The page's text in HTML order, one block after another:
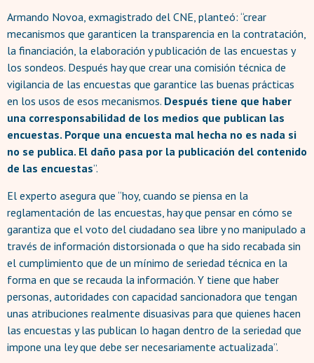
Armando Novoa, exmagistrado del CNE, planteó: “crear
mecanismos que garanticen la transparencia en la contratación,
la financiación, la elaboración y publicación de las encuestas y
los sondeos. Después hay que crear una comisión técnica de
vigilancia de las encuestas que garantice las buenas prácticas
en los usos de esos mecanismos. Después tiene que haber
una corresponsabilidad de los medios que publican las
encuestas. Porque una encuesta mal hecha no es nada si
no se publica. El daño pasa por la publicación del contenido
de las encuestas”.
El experto asegura que “hoy, cuando se piensa en la
reglamentación de las encuestas, hay que pensar en cómo se
garantiza que el voto del ciudadano sea libre y no manipulado a
través de información distorsionada o que ha sido recabada sin
el cumplimiento que de un mínimo de seriedad técnica en la
forma en que se recauda la información. Y tiene que haber
personas, autoridades con capacidad sancionadora que tengan
unas atribuciones realmente disuasivas para que quienes hacen
las encuestas y las publican lo hagan dentro de la seriedad que
impone una ley que debe ser necesariamente actualizada”.